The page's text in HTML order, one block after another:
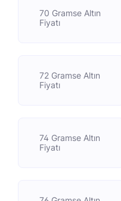
70 Gramse Altın
Fiyatı
72 Gramse Altın
Fiyatı
74 Gramse Altın
Fiyatı